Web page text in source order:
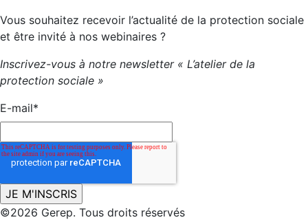
Vous souhaitez recevoir l’actualité de la protection sociale
et être invité à nos webinaires ?
Inscrivez-vous à notre newsletter « L’atelier de la
protection sociale »
E-mail*
©2026 Gerep. Tous droits réservés